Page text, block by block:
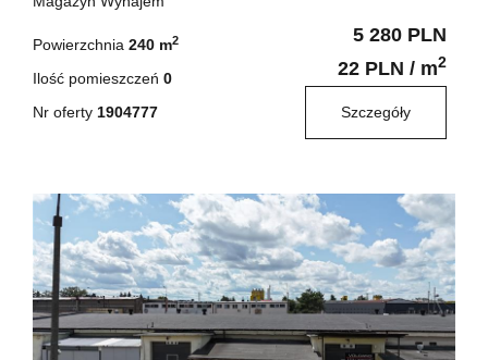
Powierzchnia 240 m2
Ilość pomieszczeń 0
Nr oferty 1904777
5 280 PLN
22 PLN / m2
Szczegóły